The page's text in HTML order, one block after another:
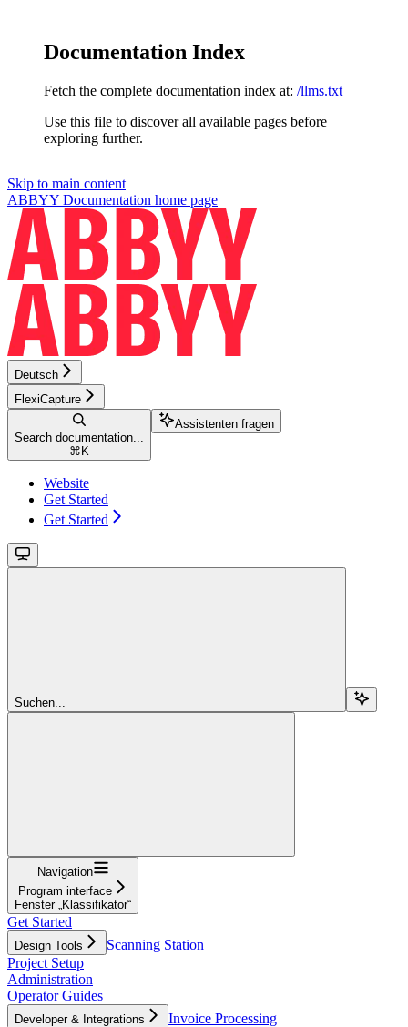
Documentation Index
Fetch the complete documentation index at: /llms.txt
Use this file to discover all available pages before
exploring further.
Skip to main content
ABBYY Documentation home page
Deutsch
FlexiCapture
Search documentation...
⌘ K
Assistenten fragen
Website
Get Started
Get Started
Suchen...
Navigation
Program interface
Fenster „Klassifikator“
Get Started
Design Tools
Scanning Station
Project Setup
Administration
Operator Guides
Developer & Integrations
Invoice Processing